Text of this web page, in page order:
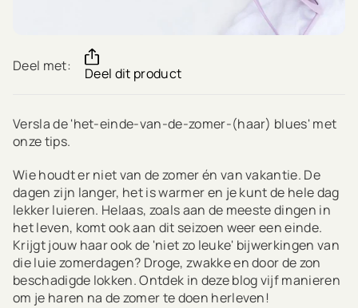
Deel met: Deel dit product
Versla de 'het-einde-van-de-zomer-(haar) blues' met
onze tips.
Wie houdt er niet van de zomer én van vakantie. De
dagen zijn langer, het is warmer en je kunt de hele dag
lekker luieren. Helaas, zoals aan de meeste dingen in
het leven, komt ook aan dit seizoen weer een einde.
Krijgt jouw haar ook de 'niet zo leuke' bijwerkingen van
die luie zomerdagen? Droge, zwakke en door de zon
beschadigde lokken. Ontdek in deze blog vijf manieren
om je haren na de zomer te doen herleven!